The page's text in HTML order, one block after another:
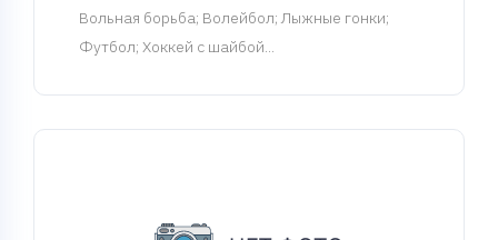
Вольная борьба; Волейбол; Лыжные гонки;
Футбол; Хоккей с шайбой...